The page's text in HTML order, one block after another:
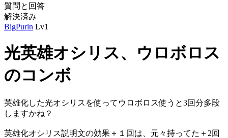
質問と回答
解決済み
BigPurin Lv1
光英雄オシリス、ウロボロス
のコンボ
英雄化した光オシリスを使ってウロボロス使うと3回分多段
しますかね？
英雄化オシリス説明文の効果＋１回は、元々持ってた＋2回